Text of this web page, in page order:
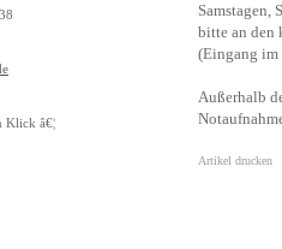
Klick â€¦
Samstagen,
bitte an den
(Eingang im
Außerhalb
Artikel drucken